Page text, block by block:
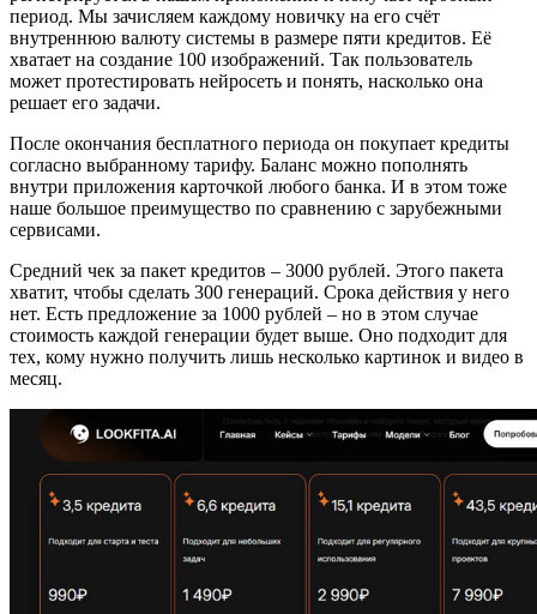
период. Мы зачисляем каждому новичку на его счёт
внутреннюю валюту системы в размере пяти кредитов. Её
хватает на создание 100 изображений. Так пользователь
может протестировать нейросеть и понять, насколько она
решает его задачи.
После окончания бесплатного периода он покупает кредиты
согласно выбранному тарифу. Баланс можно пополнять
внутри приложения карточкой любого банка. И в этом тоже
наше большое преимущество по сравнению с зарубежными
сервисами.
Средний чек за пакет кредитов – 3000 рублей. Этого пакета
хватит, чтобы сделать 300 генераций. Срока действия у него
нет. Есть предложение за 1000 рублей – но в этом случае
стоимость каждой генерации будет выше. Оно подходит для
тех, кому нужно получить лишь несколько картинок и видео в
месяц.